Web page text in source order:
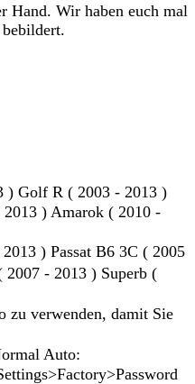
Hand. Wir haben euch mal
bebildert.
) Golf R ( 2003 - 2013 )
) Amarok ( 2010 -
) Passat B6 3C ( 2005
- 2013 ) Superb (
zu verwenden, damit Sie
Auto: